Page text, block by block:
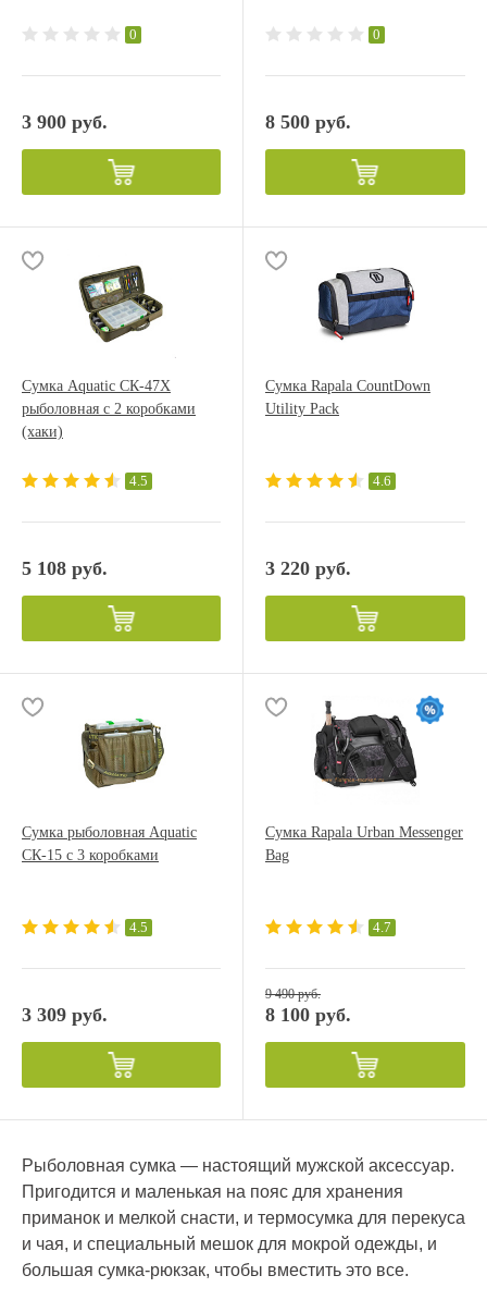
0
3 900 руб.
0
8 500 руб.
Сумка Aquatic СК-47Х
рыболовная с 2 коробками
(хаки)
4.5
5 108 руб.
Сумка Rapala CountDown
Utility Pack
4.6
3 220 руб.
Сумка рыболовная Aquatic
СК-15 с 3 коробками
4.5
3 309 руб.
Сумка Rapala Urban Messenger
Bag
4.7
9 490 руб.
8 100 руб.
Рыболовная сумка — настоящий мужской аксессуар.
Пригодится и маленькая на пояс для хранения
приманок и мелкой снасти, и термосумка для перекуса
и чая, и специальный мешок для мокрой одежды, и
большая сумка-рюкзак, чтобы вместить это все.